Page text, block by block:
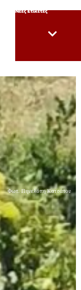
Νέες Ετικέτες
Φωτ. Πηνελόπη Κατσάτου